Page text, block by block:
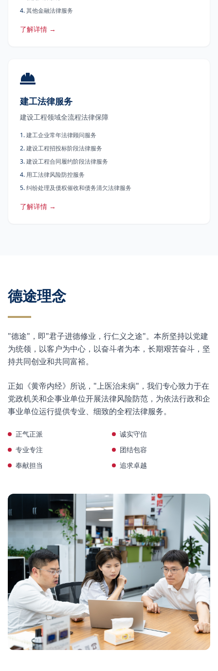
4.其他金融法律服务
了解详情 →
建工法律服务
建设工程领域全流程法律保障
1.建工企业常年法律顾问服务
2.建设工程招投标阶段法律服务
3.建设工程合同履约阶段法律服务
4. 用工法律风险防控服务
5.纠纷处理及债权催收和债务清欠法律服务
了解详情 →
德途理念
"德途"，即"君子进德修业，行仁义之途"。本所坚持以党建
为统领，以客户为中心，以奋斗者为本，长期艰苦奋斗，坚
持共同创业和共同富裕。
正如《黄帝内经》所说，"上医治未病"，我们专心致力于在
党政机关和企事业单位开展法律风险防范，为依法行政和企
事业单位运行提供专业、细致的全程法律服务。
正气正派
诚实守信
专业专注
团结包容
奉献担当
追求卓越